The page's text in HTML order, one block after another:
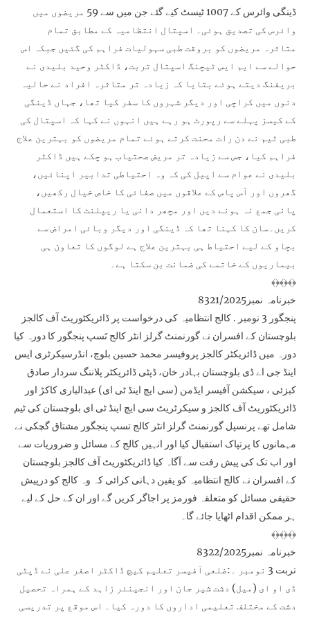
ڈینگی وائرس کے 1007 ٹیسٹ کیے گئے جن میں سے 59 مریضوں میں
وائرس کی تصدیق ہوئی۔ اسپتال انتظامیہ کے مطابق تمام
متاثرہ مریضوں کو بروقت طبی سہولیات فراہم کی گئیں جبکہ اس
حوالے سے ایم ایس ٹیچنگ اسپتال تربت، ڈاکٹر وحید بلیدی نے
بریفنگ دیتے ہوئے بتایا کہ زیادہ تر متاثرہ افراد نے حالیہ
دنوں میں کراچی اور دیگر شہروں کا سفر کیا تھا، جہاں ڈینگی
کے کیسز پہلے سے رپورٹ ہو رہے ہیں انہوں نے کہا کہ اسپتال کی
طبی ٹیم نے دن رات محنت کرتے ہوئے تمام مریضوں کو بہترین علاج
فراہم کیا، جس سے زیادہ تر مریض صحتیاب ہو چکے ہیں ڈاکٹر
بلیدی نے عوام سے اپیل کی کہ وہ احتیاطی تدابیر اپنائیں،
گھروں اور آس پاس کے علاقوں میں صفائی کا خاص خیال رکھیں،
پانی جمع نہ ہونے دیں اور مچھر دانی یا ریپلنٹ کا استعمال
کریں۔سان کا کہنا تھا کہ ڈینگی اور دیگر وبائی امراض سے
بچاو کے لیے احتیاط ہی بہترین علاج ہے لوگوں کا تعاون ہی
بیماریوں کے خاتمے کی ضمانت بن سکتا ہے۔
﴾﴿﴾﴿﴾﴿
خبرنامہ نمبر8321/2025
پنجگور 3 نومبر . کالج انتظامیہ کی درخواست پر ڈائریکٹوریٹ آف کالجز
بلوچستان کے افسران نے گورنمنٹ گرلز انٹر کالج تَسپ پنجگور کا دورہ کیا
دورہ میں ڈائریکٹر کالجز پروفیسر محمد حسین بلوچ، انڈرسیکرٹری ایس
اینڈ جی اے ڈی بلوچستان بہادر خان، ڈپٹی ڈائریکٹر پلاننگ سردار صادق
کبزئی ، سیکشن آفیسر ایڈمن (سی ایچ اینڈ ٹی ای) عبدالباری کاکڑ اور
ڈائریکٹوریٹ آف کالجز و سیکرٹریٹ سی ایچ اینڈ ٹی ای بلوچستان کی ٹیم
شامل تھے پرنسپل گورنمنٹ گرلز انٹر کالج تسپ پنجگور مشتاق گچکی نے
مہمانوں کا پرتپاک استقبال کیا اور انہیں کالج کے مسائل و ضروریات سے
اور اب تک کی پیش رفت سے آگاہ کیا ڈائریکٹوریٹ آف کالجز بلوچستان
کے افسران نے کالج انتظامیہ کو یقین دہانی کرائی کہ وہ کالج کو درپیش
حقیقی مسائل کو متعلقہ فورمز پر اجاگر کریں گے اور ان کے حل کے لیے
ہر ممکن اقدام اٹھایا جائے گا۔
﴾﴿﴾﴿﴾﴿
خبرنامہ نمبر8322/2025
تربت 3 نومبر ۔:ضلعی آفیسر تعلیم کیچ ڈاکٹر اصغر علی نے ڈپٹی
ڈی او ای (میل) دشت شیر جان اور انجینئر زاہد کے ہمراہ تحصیل
دشت کے مختلف تعلیمی اداروں کا دورہ کیا۔ اس موقع پر تدریسی